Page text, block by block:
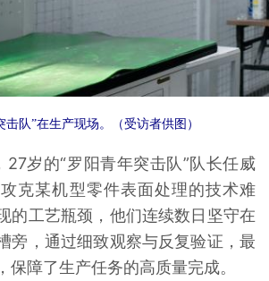
击队”在生产现场。（受访者供图）
27岁的“罗阳青年突击队”队长任威
克某机型零件表面处理的技术难
的工艺瓶颈，他们连续数日坚守在
旁，通过细致观察与反复验证，最
保障了生产任务的高质量完成。